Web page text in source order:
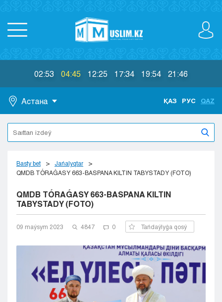
02:53 04:45 12:25 17:34 19:54 21:46
Астана
Astana
Almaty
Aktobe
Atyraý
Karaganda
Kokshetaý
Kyzylorda
Semeı
Taldykorgan
ҚАЗ РУС QAZ
Basty bet
Jańalyqtar
QMDB TÓRAǴASY 663-BASPANA KILTIN TABYSTADY (FOTO)
QMDB TÓRAǴASY 663-BASPANA KILTIN
TABYSTADY (FOTO)
09 maýsym 2023 4847 0 Tańdaýlyǵa qosý